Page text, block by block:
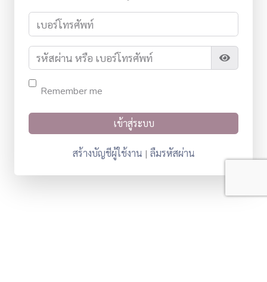
Remember me
สร้างบัญชีผู้ใช้งาน | ลืมรหัสผ่าน